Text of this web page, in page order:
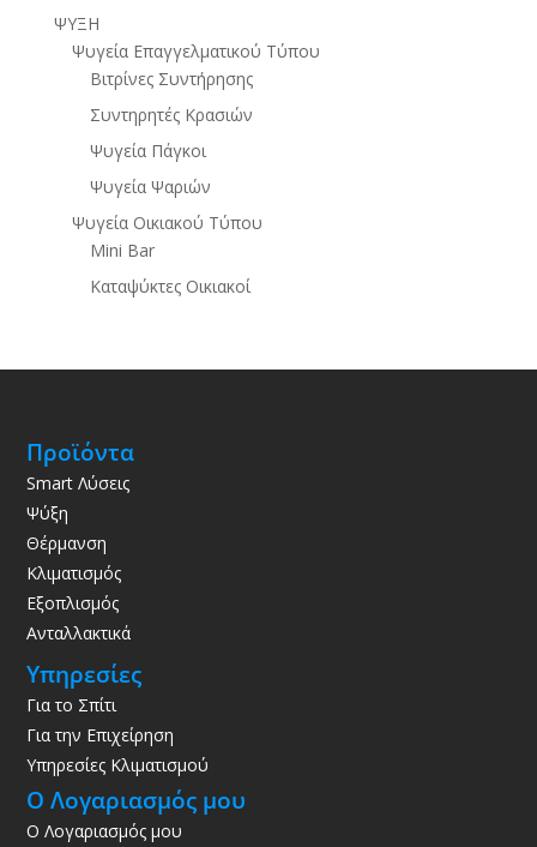
ΨΥΞΗ
Ψυγεία Επαγγελματικού Τύπου
Βιτρίνες Συντήρησης
Συντηρητές Κρασιών
Ψυγεία Πάγκοι
Ψυγεία Ψαριών
Ψυγεία Οικιακού Τύπου
Mini Bar
Καταψύκτες Οικιακοί
Προϊόντα
Smart Λύσεις
Ψύξη
Θέρμανση
Κλιματισμός
Εξοπλισμός
Ανταλλακτικά
Υπηρεσίες
Για το Σπίτι
Για την Επιχείρηση
Υπηρεσίες Κλιματισμού
Ο Λογαριασμός μου
Ο Λογαριασμός μου